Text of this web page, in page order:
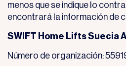
menos que se indique lo
encontrará la información de
SWIFT Home Lifts Suecia
Número de organización: